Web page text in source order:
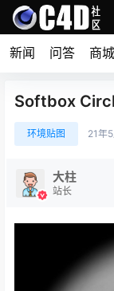
新闻 问答 商城
Softbox
环境贴图 21年
大柱
站长